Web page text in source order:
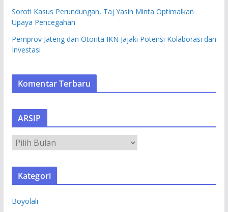
Soroti Kasus Perundungan, Taj Yasin Minta Optimalkan
Upaya Pencegahan
Pemprov Jateng dan Otorita IKN Jajaki Potensi Kolaborasi dan
Investasi
Komentar Terbaru
ARSIP
R
S
Kategori
Boyolali